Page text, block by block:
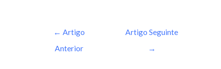
← Artigo
Anterior
Artigo Seguinte
→